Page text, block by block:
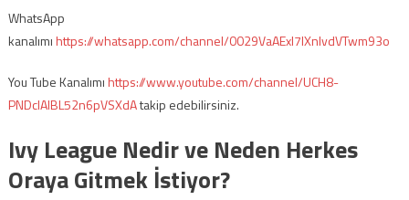
WhatsApp
kanalımıhttps://whatsapp.com/channel/0029VaAExI7IXnlvdVTwm93o
You Tube Kanalımıhttps://www.youtube.com/channel/UCH8-
PNDcIAlBL52n6pVSXdAtakip edebilirsiniz.
Ivy League Nedir ve Neden Herkes
Oraya Gitmek İstiyor?